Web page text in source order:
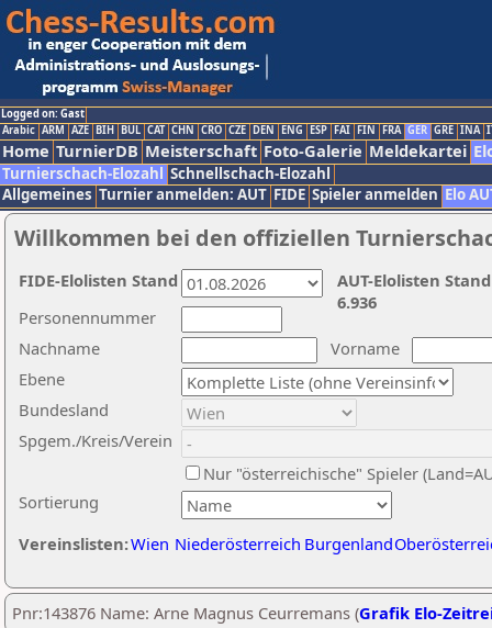
Logged on: Gast
Arabic ARM AZE BIH BUL CAT CHN CRO CZE DEN ENG ESP FAI FIN FRA GER GRE INA
Home TurnierDB Meisterschaft Foto-Galerie Meldekartei
Turnierschach-Elozahl Schnellschach-Elozahl
Allgemeines Turnier anmelden: AUT FIDE Spieler anmelden Elo
Willkommen bei den offiziellen
Nachname
Vorname
Ebene
Sortierung
Personennummer
Bundesland
Spgem./Kreis/Verein
Nur "österreichische" Spieler
Vereinslisten:Wien Niederösterreich Burgenland
AUT-Elolisten
6.936
FIDE-Elolisten Stand
Pnr:143876 Name: Arne Magnus Ceurremans (Grafik Elo-